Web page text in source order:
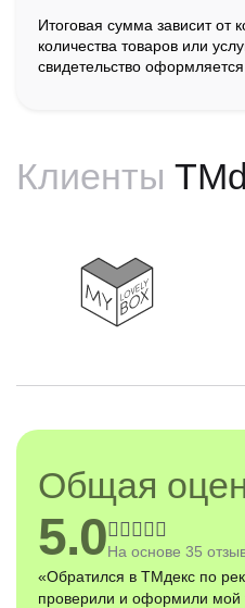
Итоговая сумма зависит от
количества товаров или
свидетельство
Клиенты
Общая
5.0На основе 35
«Компетентно и
зарегистрировать